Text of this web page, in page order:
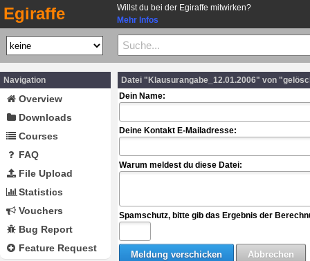
Egiraffe
Willst du bei der Egiraffe mitwirken?
Mehr Infos
Navigation
Overview
Downloads
Courses
FAQ
File Upload
Statistics
Vouchers
Bug Report
Feature Request
Datei "Klausurangabe_12.01.2006" von
Dein Name:
Deine Kontakt E-Mailadresse:
Warum meldest du diese Datei:
Spamschutz, bitte gib das Ergebnis der